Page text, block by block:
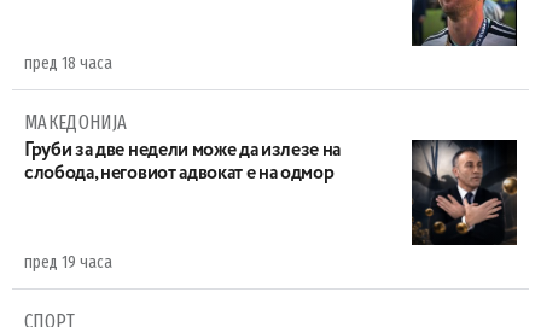
пред 18 часа
МАКЕДОНИЈА
Груби за две недели може да излезе на
слобода, неговиот адвокат е на одмор
пред 19 часа
СПОРТ